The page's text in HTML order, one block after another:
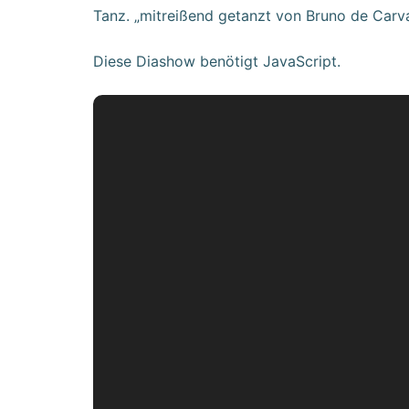
Tanz. „mitreißend getanzt von Bruno de
Diese Diashow benötigt JavaScript.